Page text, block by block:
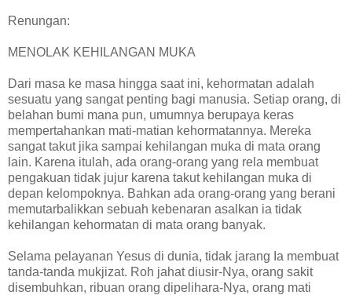
Renungan:
MENOLAK KEHILANGAN MUKA
Dari masa ke masa hingga saat ini, kehormatan adalah
sesuatu yang sangat penting bagi manusia. Setiap orang, di
belahan bumi mana pun, umumnya berupaya keras
mempertahankan mati-matian kehormatannya. Mereka
sangat takut jika sampai kehilangan muka di mata orang
lain. Karena itulah, ada orang-orang yang rela membuat
pengakuan tidak jujur karena takut kehilangan muka di
depan kelompoknya. Bahkan ada orang-orang yang berani
memutarbalikkan sebuah kebenaran asalkan ia tidak
kehilangan kehormatan di mata orang banyak.
Selama pelayanan Yesus di dunia, tidak jarang Ia membuat
tanda-tanda mukjizat. Roh jahat diusir-Nya, orang sakit
disembuhkan, ribuan orang dipelihara-Nya, orang mati